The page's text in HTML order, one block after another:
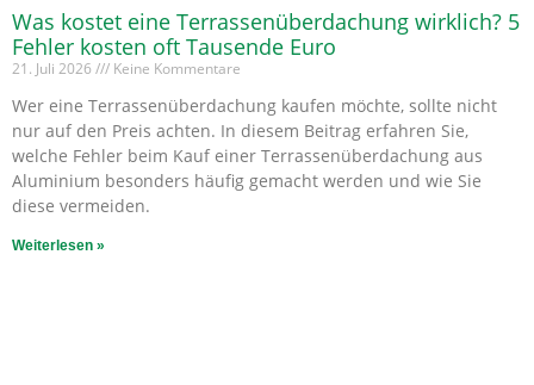
Was kostet eine Terrassenüberdachung wirklich? 5
Fehler kosten oft Tausende Euro
21. Juli 2026 Keine Kommentare
Wer eine Terrassenüberdachung kaufen möchte, sollte nicht
nur auf den Preis achten. In diesem Beitrag erfahren Sie,
welche Fehler beim Kauf einer Terrassenüberdachung aus
Aluminium besonders häufig gemacht werden und wie Sie
diese vermeiden.
Weiterlesen »